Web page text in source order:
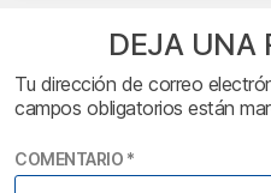
DEJA UNA
Tu dirección de correo
campos obligatorios están
COMENTARIO *